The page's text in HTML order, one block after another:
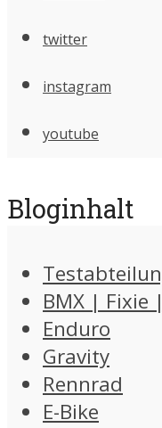
twitter
instagram
youtube
Bloginhalt
BMX | Fixie
Enduro
Gravity
Rennrad
E-Bike